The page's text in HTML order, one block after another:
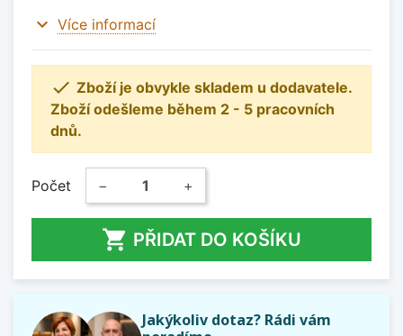
expand_more Více informací
 Zboží je obvykle skladem u dodavatele.
Zboží odešleme během 2 - 5 pracovních
dnů.
Počet − +
 PŘIDAT DO KOŠÍKU
Jakýkoliv dotaz? Rádi vám